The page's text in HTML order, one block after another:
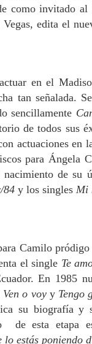
como invitado
edita el
en el
tan señalada.
sencillamente
de todos sus
actuaciones en
para Ángela
de su
84 y los singles Mi
Camilo
el single Te
En 1985
Ven o voy y Tengo
su biografía y
de esta etapa
lo estás poniendo